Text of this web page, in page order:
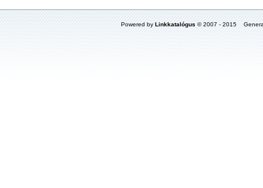
Powered by Linkkatalógus © 2007 - 2015